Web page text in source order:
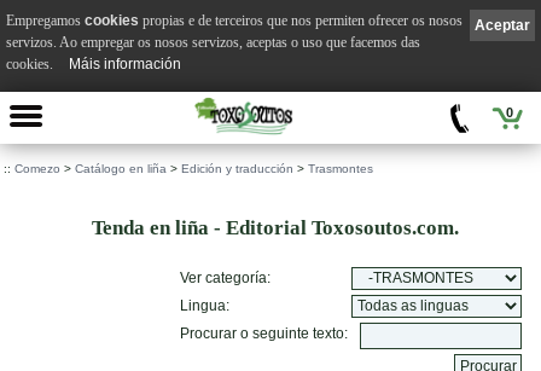
0
:: Comezo > Catálogo en liña > Edición y traducción > Trasmontes
Tenda en liña - Editorial Toxosoutos.com.
Ver categoría:
Lingua:
Procurar o seguinte texto:
Aceptar
Empregamos cookies propias e de terceiros que nos permiten ofrecer os nosos
servizos. Ao empregar os nosos servizos, aceptas o uso que facemos das
cookies.
Máis información